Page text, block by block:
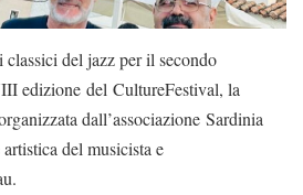
classici del jazz per il secondo
edizione del CultureFestival, la
dall’associazione Sardinia
del musicista e